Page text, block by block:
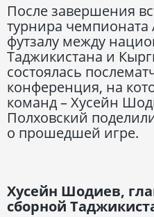
После завершения
турнира чемпионата
футзалу между
Таджикистана и
состоялась
конференция, на
команд – Хусейн
Полховский
о прошедшей игре.
Хусейн Шодиев,
сборной